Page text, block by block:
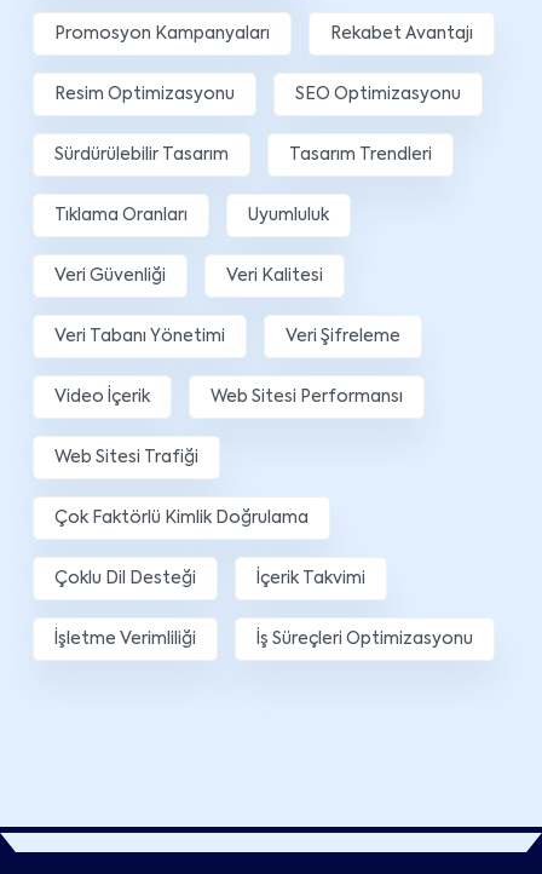
Promosyon Kampanyaları Rekabet Avantajı
Resim Optimizasyonu SEO Optimizasyonu
Sürdürülebilir Tasarım Tasarım Trendleri
Tıklama Oranları Uyumluluk
Veri Güvenliği Veri Kalitesi
Veri Tabanı Yönetimi Veri Şifreleme
Video İçerik Web Sitesi Performansı
Web Sitesi Trafiği
Çok Faktörlü Kimlik Doğrulama
Çoklu Dil Desteği İçerik Takvimi
İşletme Verimliliği İş Süreçleri Optimizasyonu